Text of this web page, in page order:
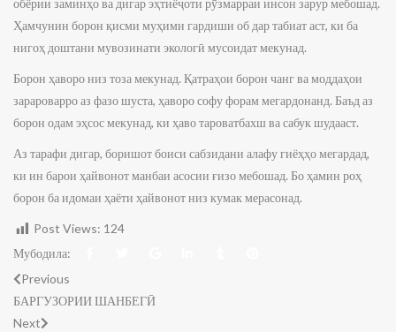
обёрии заминҳо ва дигар эҳтиёҷоти рӯзмарраи инсон зарур мебошад.
Ҳамчунин борон қисми муҳими гардиши об дар табиат аст, ки ба
нигоҳ доштани мувозинати экологӣ мусоидат мекунад.
Борон ҳаворо низ тоза мекунад. Қатраҳои борон чанг ва моддаҳои
зарароварро аз фазо шуста, ҳаворо софу форам мегардонанд. Баъд аз
борон одам эҳсос мекунад, ки ҳаво тароватбахш ва сабук шудааст.
Аз тарафи дигар, боришот боиси сабзидани алафу гиёҳҳо мегардад,
ки ин барои ҳайвонот манбаи асосии ғизо мебошад. Бо ҳамин роҳ
борон ба идомаи ҳаёти ҳайвонот низ кумак мерасонад.
Post Views: 124
Мубодила:
Previous
БАРГУЗОРИИ ШАНБЕГӢ
Next